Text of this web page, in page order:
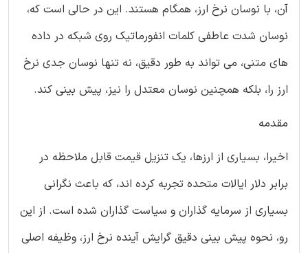
آن، با نوسان نرخ ارز، همگام هستند. این در حالی است که،
نوسان شدت عاطفی کلمات انفورماتیک روی شبکه در داده
های متنی، می تواند به طور دقیق، نه تنها نوسان جدی نرخ
ارز را، بلکه همچنین نوسان معتدل را نیز، پیش بینی کند.
مقدمه
اخیرا، بسیاری از ارزها، یک تنزیل قیمت قابل ملاحظه در
برابر دلار ایالات متحده تجربه کرده اند، که باعث نگرانی
بسیاری از سرمایه گذاران و سیاست گذاران شده است. از این
رو، نحوه پیش بینی دقیق گرایش آینده نرخ ارز، وظیفه اصلی